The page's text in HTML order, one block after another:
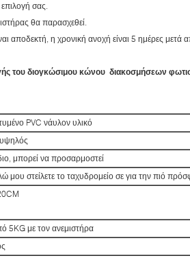
επιλογή σας.
θα παρασχεθεί.
αποδεκτή, η χρονική ανοχή είναι 5 ημέρες
του διογκώσιμου κώνου διακοσμήσεων
PVC νάυλον υλικό
μπορεί να προσαρμοστεί
μου στείλετε το ταχυδρομείο σε για την πιό
5KG με τον ανεμιστήρα